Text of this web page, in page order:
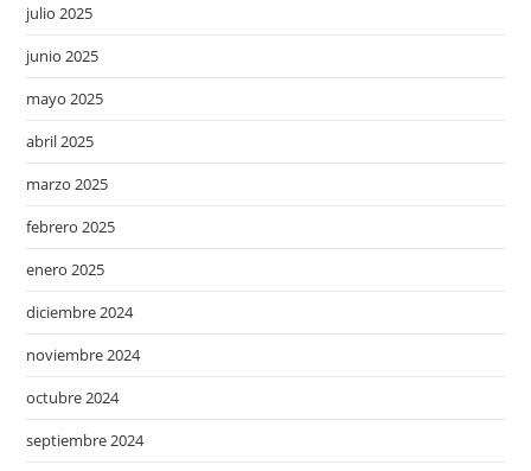
julio 2025
junio 2025
mayo 2025
abril 2025
marzo 2025
febrero 2025
enero 2025
diciembre 2024
noviembre 2024
octubre 2024
septiembre 2024